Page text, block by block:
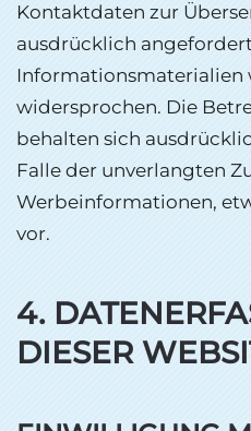
Kontaktdaten zur
ausdrücklich
widersprochen. Die
behalten sich
Falle der unverlangten
Werbeinformationen,
vor.
4.
DIESER